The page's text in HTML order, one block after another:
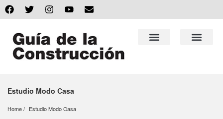
Estudio Modo Casa
Home Estudio Modo Casa